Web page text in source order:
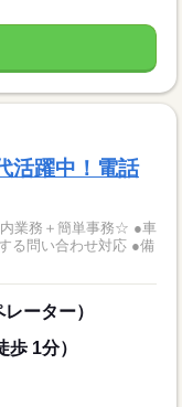
活躍中！電話
業務＋簡単事務☆ ●車
る問い合わせ対応 ●備
ーター）
1分）